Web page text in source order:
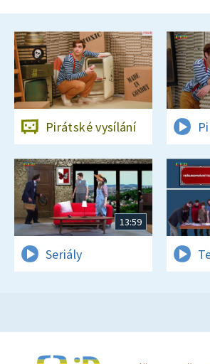
Pirátské vysílání
13:59
Seriály